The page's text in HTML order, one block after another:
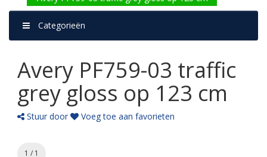
Categorieën
Avery PF759-03 traffic
grey gloss op 123 cm
Stuur door Voeg toe aan favorieten
1 / 1